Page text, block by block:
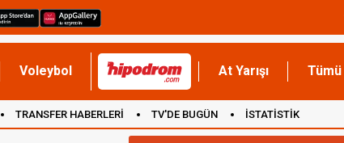
Voleybol At Yarışı Tümü
TRANSFER HABERLERİ TV'DE BUGÜN İSTATİSTİK